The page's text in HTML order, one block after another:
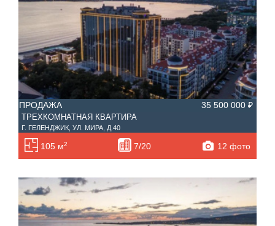
ПРОДАЖА 35 500 000 ₽
ТРЕХКОМНАТНАЯ КВАРТИРА
Г. ГЕЛЕНДЖИК, УЛ. МИРА, Д.40
105 м2 7/20 12 фото